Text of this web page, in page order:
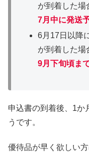
が到着した場
7月中に発送
6月17日以降
が到着した場
9月下旬頃ま
申込書の到着後、1か
うです。
優待品が早く欲しい